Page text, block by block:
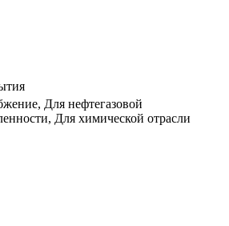
Для нефтегазовой
Для химической отрасли